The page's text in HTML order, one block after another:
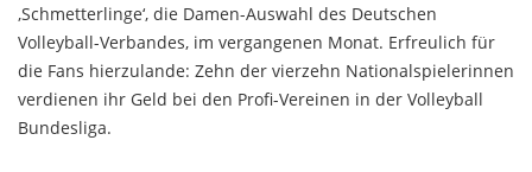
‚Schmetterlinge‘, die Damen-Auswahl des Deutschen
Volleyball-Verbandes, im vergangenen Monat. Erfreulich für
die Fans hierzulande: Zehn der vierzehn Nationalspielerinnen
verdienen ihr Geld bei den Profi-Vereinen in der Volleyball
Bundesliga.